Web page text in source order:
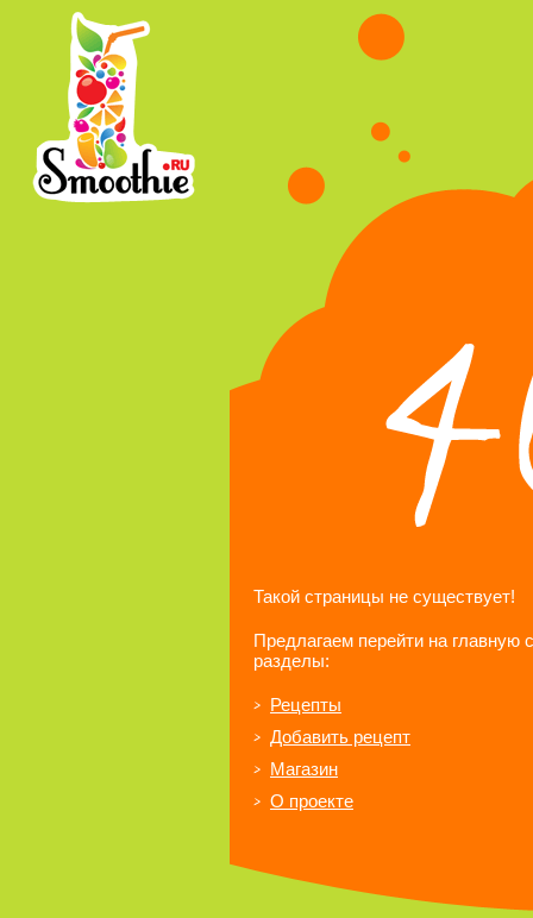
Такой страницы не существует!
Предлагаем перейти на
разделы:
Рецепты
Добавить рецепт
Магазин
О проекте